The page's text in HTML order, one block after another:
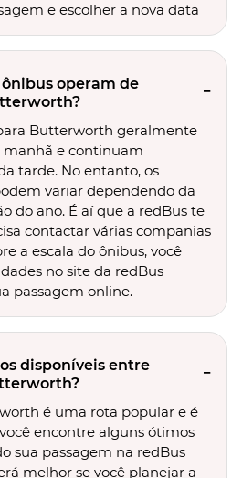
e escolher a nova data
operam de
Butterworth geralmente
manhã e continuam
tarde. No entanto, os
variar dependendo da
do ano. É aí que a redBus te
contactar várias companias
a escala do ônibus, você
no site da redBus
passagem online.
disponíveis entre
é uma rota popular e é
encontre alguns ótimos
sua passagem na redBus
melhor se você planejar a